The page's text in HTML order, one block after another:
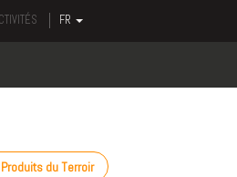
FR
du Terroir